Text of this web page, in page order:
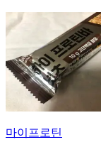
마이프로틴